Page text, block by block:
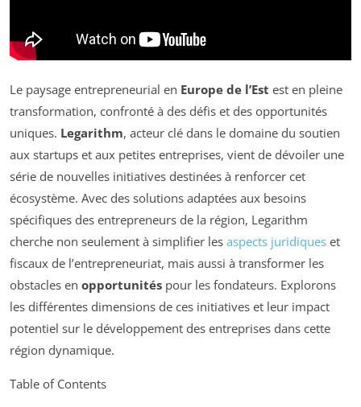
Le paysage entrepreneurial en Europe de l’Est est en pleine
transformation, confronté à des défis et des opportunités
uniques. Legarithm, acteur clé dans le domaine du soutien
aux startups et aux petites entreprises, vient de dévoiler une
série de nouvelles initiatives destinées à renforcer cet
écosystème. Avec des solutions adaptées aux besoins
spécifiques des entrepreneurs de la région, Legarithm
cherche non seulement à simplifier les aspects juridiques et
fiscaux de l’entrepreneuriat, mais aussi à transformer les
obstacles en opportunités pour les fondateurs. Explorons
les différentes dimensions de ces initiatives et leur impact
potentiel sur le développement des entreprises dans cette
région dynamique.
Table of Contents